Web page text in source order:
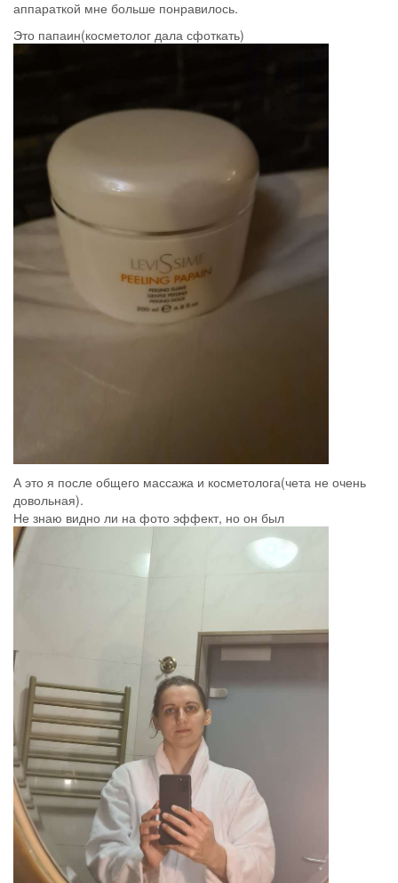
аппараткой мне больше понравилось.
Это папаин(косметолог дала сфоткать)
А это я после общего массажа и косметолога(чета не очень
довольная).
Не знаю видно ли на фото эффект, но он был